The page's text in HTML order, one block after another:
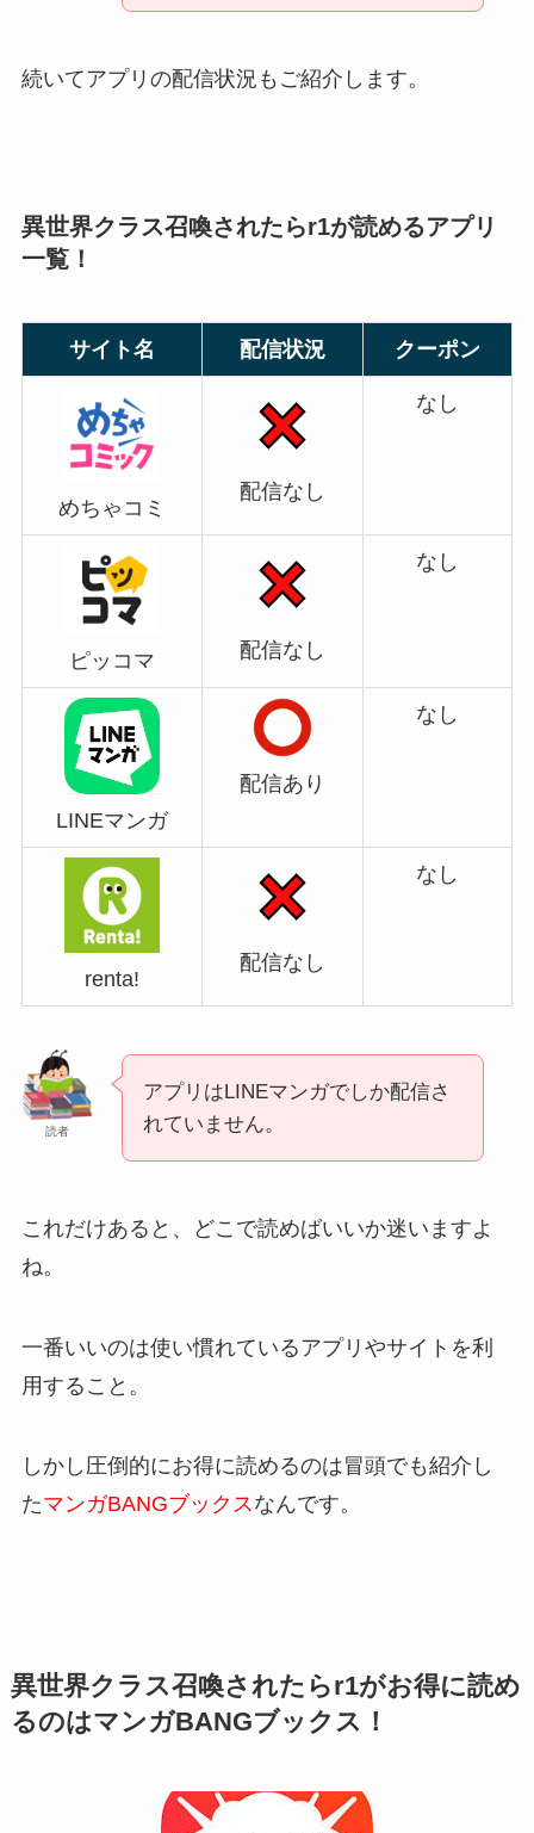
続いてアプリの配信状況もご紹介します。
異世界クラス召喚されたらr1が読めるアプリ
一覧！
サイト名 配信状況 クーポン
めちゃコミ
配信なし
なし
ピッコマ 配信なし
なし
LINEマンガ
配信あり
なし
renta!
配信なし
なし
読者
アプリはLINEマンガでしか配信さ
れていません。
これだけあると、どこで読めばいいか迷いますよ
ね。
一番いいのは使い慣れているアプリやサイトを利
用すること。
しかし圧倒的にお得に読めるのは冒頭でも紹介し
たマンガBANGブックスなんです。
異世界クラス召喚されたらr1がお得に読め
るのはマンガBANGブックス！